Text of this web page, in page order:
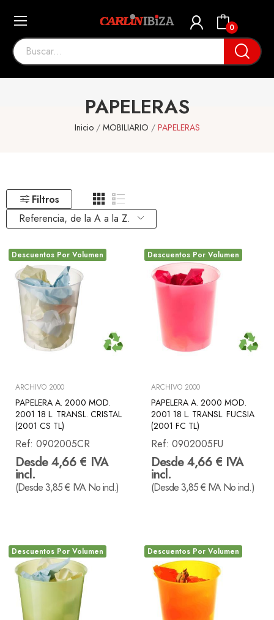
0
PAPELERAS
Inicio MOBILIARIO PAPELERAS
Filtros
Referencia, de la A a la Z.
Descuentos Por Volumen
ARCHIVO 2000
PAPELERA A. 2000 MOD.
2001 18 L. TRANSL. CRISTAL
(2001 CS TL)
Ref: 0902005CR
Desde 4,66 € IVA
incl.
(Desde 3,85 € IVA No incl.)
Descuentos Por Volumen
ARCHIVO 2000
PAPELERA A. 2000 MOD.
2001 18 L. TRANSL. FUCSIA
(2001 FC TL)
Ref: 0902005FU
Desde 4,66 € IVA
incl.
(Desde 3,85 € IVA No incl.)
Descuentos Por Volumen Descuentos Por Volumen